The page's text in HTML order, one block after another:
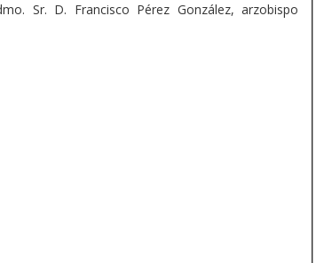
Sr. D. Francisco Pérez González, arzobispo